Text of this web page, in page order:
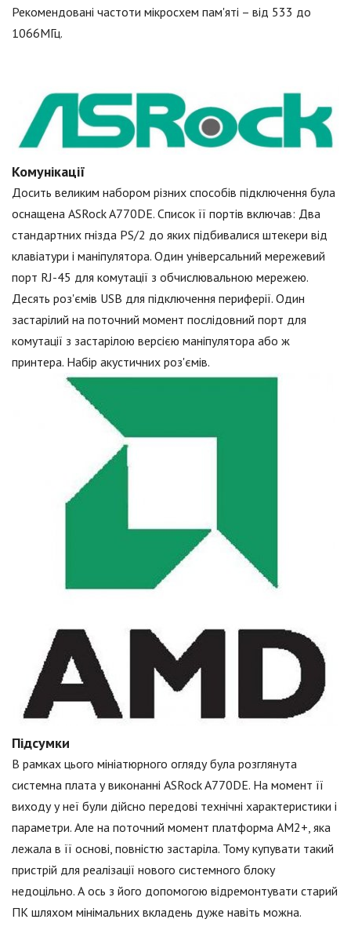
Рекомендовані частоти мікросхем пам'яті – від 533 до
1066МГц.
Комунікації
Досить великим набором різних способів підключення була
оснащена ASRock A770DE. Список її портів включав: Два
стандартних гнізда PS/2 до яких підбивалися штекери від
клавіатури і маніпулятора. Один універсальний мережевий
порт RJ-45 для комутації з обчислювальною мережею.
Десять роз'ємів USB для підключення периферії. Один
застарілий на поточний момент послідовний порт для
комутації з застарілою версією маніпулятора або ж
принтера. Набір акустичних роз'ємів.
Підсумки
В рамках цього мініатюрного огляду була розглянута
системна плата у виконанні ASRock A770DE. На момент її
виходу у неї були дійсно передові технічні характеристики і
параметри. Але на поточний момент платформа АМ2+, яка
лежала в її основі, повністю застаріла. Тому купувати такий
пристрій для реалізації нового системного блоку
недоцільно. А ось з його допомогою відремонтувати старий
ПК шляхом мінімальних вкладень дуже навіть можна.